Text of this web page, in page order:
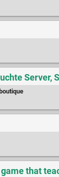
Server,
boutique
that